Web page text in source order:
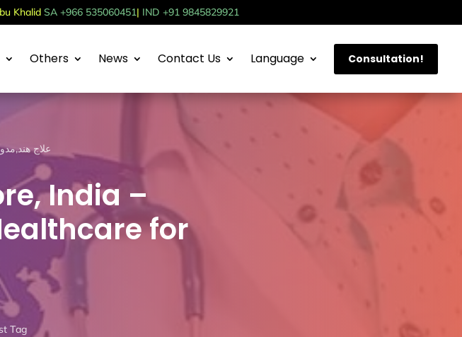
Khalid SA +966 535060451| IND +91 9845829921
Others News Contact Us Language Consultation!
علاج هند,
India –
for
Tag